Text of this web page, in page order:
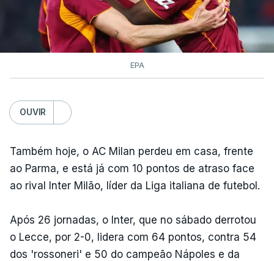
EPA
OUVIR
Também hoje, o AC Milan perdeu em casa, frente
ao Parma, e está já com 10 pontos de atraso face
ao rival Inter Milão, líder da Liga italiana de futebol.
Após 26 jornadas, o Inter, que no sábado derrotou
o Lecce, por 2-0, lidera com 64 pontos, contra 54
dos 'rossoneri' e 50 do campeão Nápoles e da